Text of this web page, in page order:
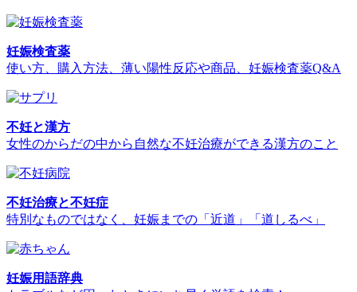
妊娠検査薬
使い方、購入方法、薄い陽性反応や商品、妊娠検査薬Q&A
不妊と漢方
女性のからだの中から自然な不妊治療ができる漢方のこと
不妊治療と不妊症
特別なものではなく、妊娠までの「近道」「道しるべ」
妊娠用語辞典